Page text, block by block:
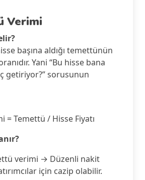
Verimi
başına aldığı temettünün
Yani “Bu hisse bana
getiriyor?” sorusunun
= Temettü / Hisse Fiyatı
verimi → Düzenli nakit
için cazip olabilir.